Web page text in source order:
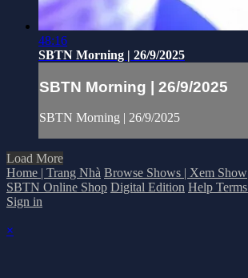
48:16
SBTN Morning | 26/9/2025
SBTN Morning | 26/9/2025
SBTN Morning | 26/9/2025
Load More
Home | Trang Nhà Browse Shows | Xem Show
SBTN Online Shop Digital Edition Help Terms
Sign in
×